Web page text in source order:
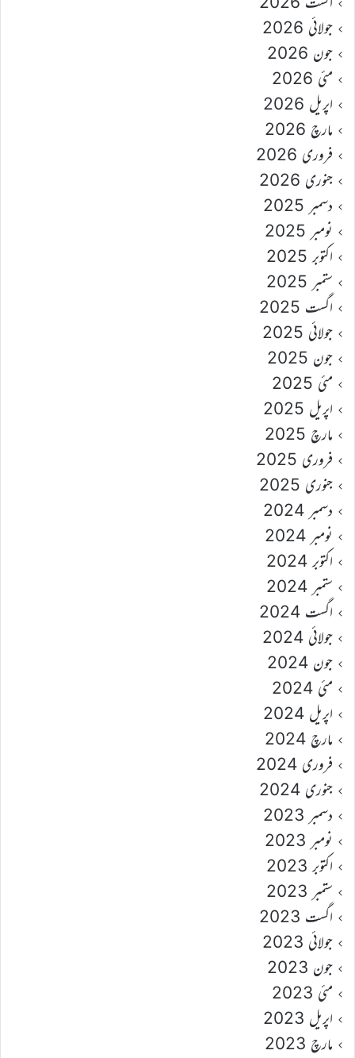
جولائی 2026
جون 2026
مئی 2026
اپریل 2026
مارچ 2026
فروری 2026
جنوری 2026
دسمبر 2025
نومبر 2025
اکتوبر 2025
ستمبر 2025
اگست 2025
جولائی 2025
جون 2025
مئی 2025
اپریل 2025
مارچ 2025
فروری 2025
جنوری 2025
دسمبر 2024
نومبر 2024
اکتوبر 2024
ستمبر 2024
اگست 2024
جولائی 2024
جون 2024
مئی 2024
اپریل 2024
مارچ 2024
فروری 2024
جنوری 2024
دسمبر 2023
نومبر 2023
اکتوبر 2023
ستمبر 2023
اگست 2023
جولائی 2023
جون 2023
مئی 2023
اپریل 2023
مارچ 2023